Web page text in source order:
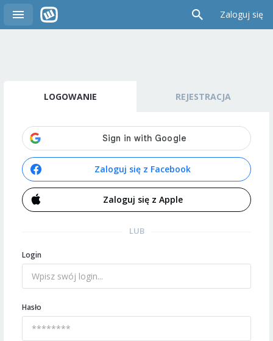
Zaloguj się
LOGOWANIE REJESTRACJA
Zaloguj się z Facebook
Zaloguj się z Apple
LUB
Login
Hasło